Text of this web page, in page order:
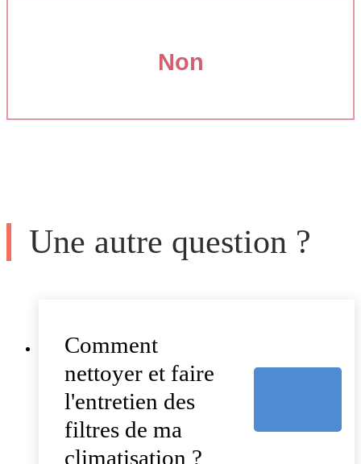
Non
Une autre question ?
Comment
nettoyer et faire
l'entretien des
filtres de ma
climatisation ?